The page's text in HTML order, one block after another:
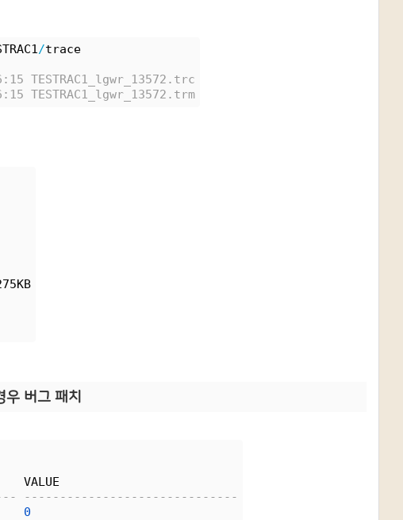
/trace
TESTRAC1_lgwr_13572.trc
TESTRAC1_lgwr_13572.trm
버그 패치
VALUE
------------------------------
0